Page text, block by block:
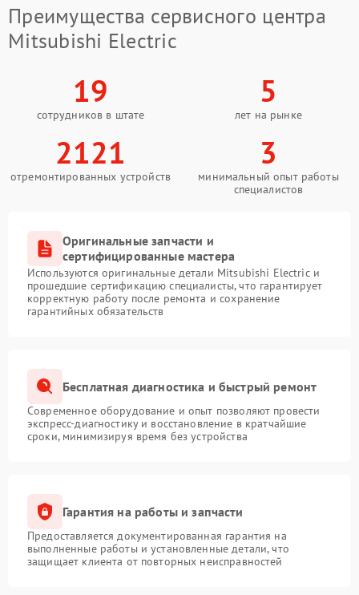
Преимущества сервисного центра
Mitsubishi Electric
19
сотрудников в штате
5
лет на рынке
2121
отремонтированных устройств
3
минимальный опыт работы
специалистов
Оригинальные запчасти и
сертифицированные мастера
Используются оригинальные детали Mitsubishi Electric и
прошедшие сертификацию специалисты, что гарантирует
корректную работу после ремонта и сохранение
гарантийных обязательств
Бесплатная диагностика и быстрый ремонт
Современное оборудование и опыт позволяют провести
экспресс-диагностику и восстановление в кратчайшие
сроки, минимизируя время без устройства
Гарантия на работы и запчасти
Предоставляется документированная гарантия на
выполненные работы и установленные детали, что
защищает клиента от повторных неисправностей